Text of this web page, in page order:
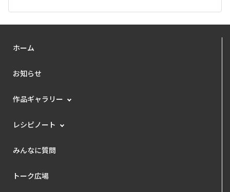
ホーム
お知らせ
作品ギャラリー
レシピノート
みんなに質問
トーク広場